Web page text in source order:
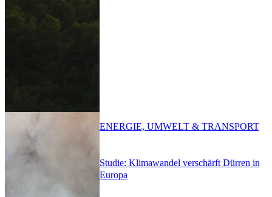
Studie: Klimawandel verschärft Dürren in
Europa
ENERGIE, UMWELT & TRANSPORT